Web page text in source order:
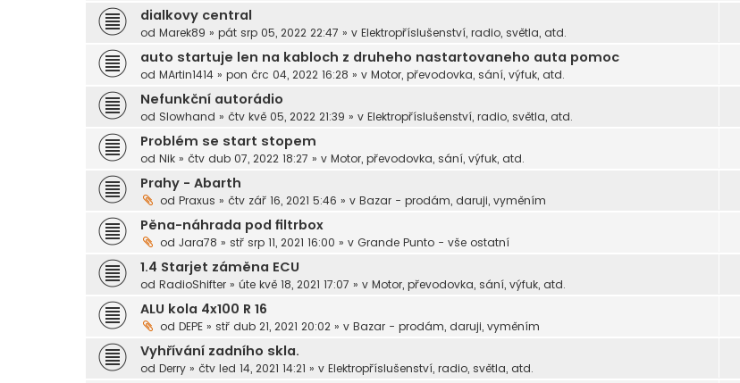
dialkovy central
od Marek89 » pát srp 05, 2022 22:47 » v Elektropříslušenství, radio, světla, atd.
auto startuje len na kabloch z druheho nastartovaneho auta pomoc
od MArtin1414 » pon črc 04, 2022 16:28 » v Motor, převodovka, sání, výfuk, atd.
Nefunkční autorádio
od Slowhand » čtv kvě 05, 2022 21:39 » v Elektropříslušenství, radio, světla, atd.
Problém se start stopem
od Nik » čtv dub 07, 2022 18:27 » v Motor, převodovka, sání, výfuk, atd.
Prahy - Abarth
od Praxus » čtv zář 16, 2021 5:46 » v Bazar - prodám, daruji, vyměním
Pěna-náhrada pod filtrbox
od Jara78 » stř srp 11, 2021 16:00 » v Grande Punto - vše ostatní
1.4 Starjet záměna ECU
od RadioShifter » úte kvě 18, 2021 17:07 » v Motor, převodovka, sání, výfuk, atd.
ALU kola 4x100 R 16
od DEPE » stř dub 21, 2021 20:02 » v Bazar - prodám, daruji, vyměním
Vyhřívání zadního skla.
od Derry » čtv led 14, 2021 14:21 » v Elektropříslušenství, radio, světla, atd.